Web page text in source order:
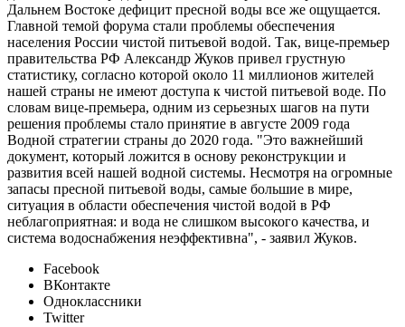
Дальнем Востоке дефицит пресной воды все же ощущается.
Главной темой форума стали проблемы обеспечения
населения России чистой питьевой водой. Так, вице-премьер
правительства РФ Александр Жуков привел грустную
статистику, согласно которой около 11 миллионов жителей
нашей страны не имеют доступа к чистой питьевой воде. По
словам вице-премьера, одним из серьезных шагов на пути
решения проблемы стало принятие в августе 2009 года
Водной стратегии страны до 2020 года. "Это важнейший
документ, который ложится в основу реконструкции и
развития всей нашей водной системы. Несмотря на огромные
запасы пресной питьевой воды, самые большие в мире,
ситуация в области обеспечения чистой водой в РФ
неблагоприятная: и вода не слишком высокого качества, и
система водоснабжения неэффективна", - заявил Жуков.
Facebook
ВКонтакте
Одноклассники
Twitter